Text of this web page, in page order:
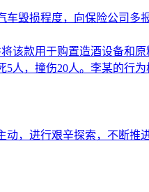
毁损程度，向保险公司多
将该款用于购置造酒设备和
人，撞伤20人。李某的行为
，进行艰辛探索，不断推